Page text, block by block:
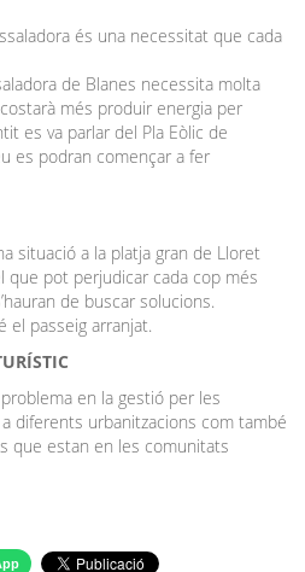
és una necessitat que cada
de Blanes necessita molta
més produir energia per
es va parlar del Pla Eòlic de
es podran començar a fer
situació a la platja gran de Lloret
que pot perjudicar cada cop més
de buscar solucions.
el passeig arranjat.
en la gestió per les
diferents urbanitzacions com també
que estan en les comunitats